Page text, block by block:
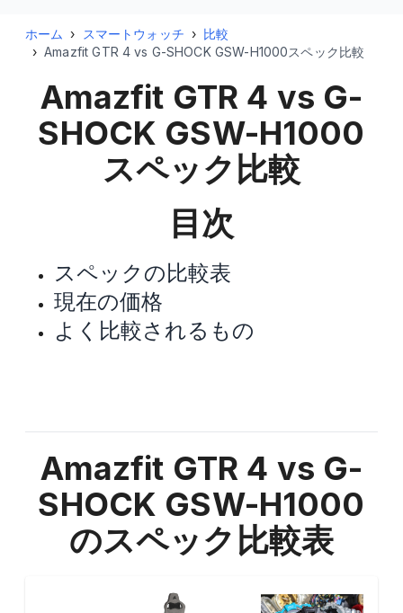
ホーム › スマートウォッチ › 比較
› Amazfit GTR 4 vs G-SHOCK GSW-H1000スペック比較
Amazfit GTR 4 vs G-
SHOCK GSW-H1000
スペック比較
目次
スペックの比較表
現在の価格
よく比較されるもの
Amazfit GTR 4 vs G-
SHOCK GSW-H1000
のスペック比較表